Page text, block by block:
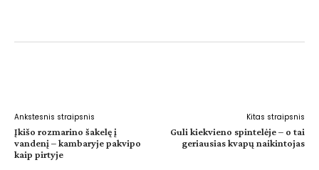
Ankstesnis straipsnis
Įkišo rozmarino šakelę į
vandenį – kambaryje pakvipo
kaip pirtyje
Kitas straipsnis
Guli kiekvieno spintelėje – o tai
geriausias kvapų naikintojas